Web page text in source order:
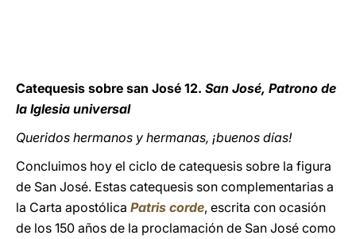
Catequesis sobre san José 12. San José, Patrono de
la Iglesia universal
Queridos hermanos y hermanas, ¡buenos días!
Concluimos hoy el ciclo de catequesis sobre la figura
de San José. Estas catequesis son complementarias a
la Carta apostólica Patris corde, escrita con ocasión
de los 150 años de la proclamación de San José como